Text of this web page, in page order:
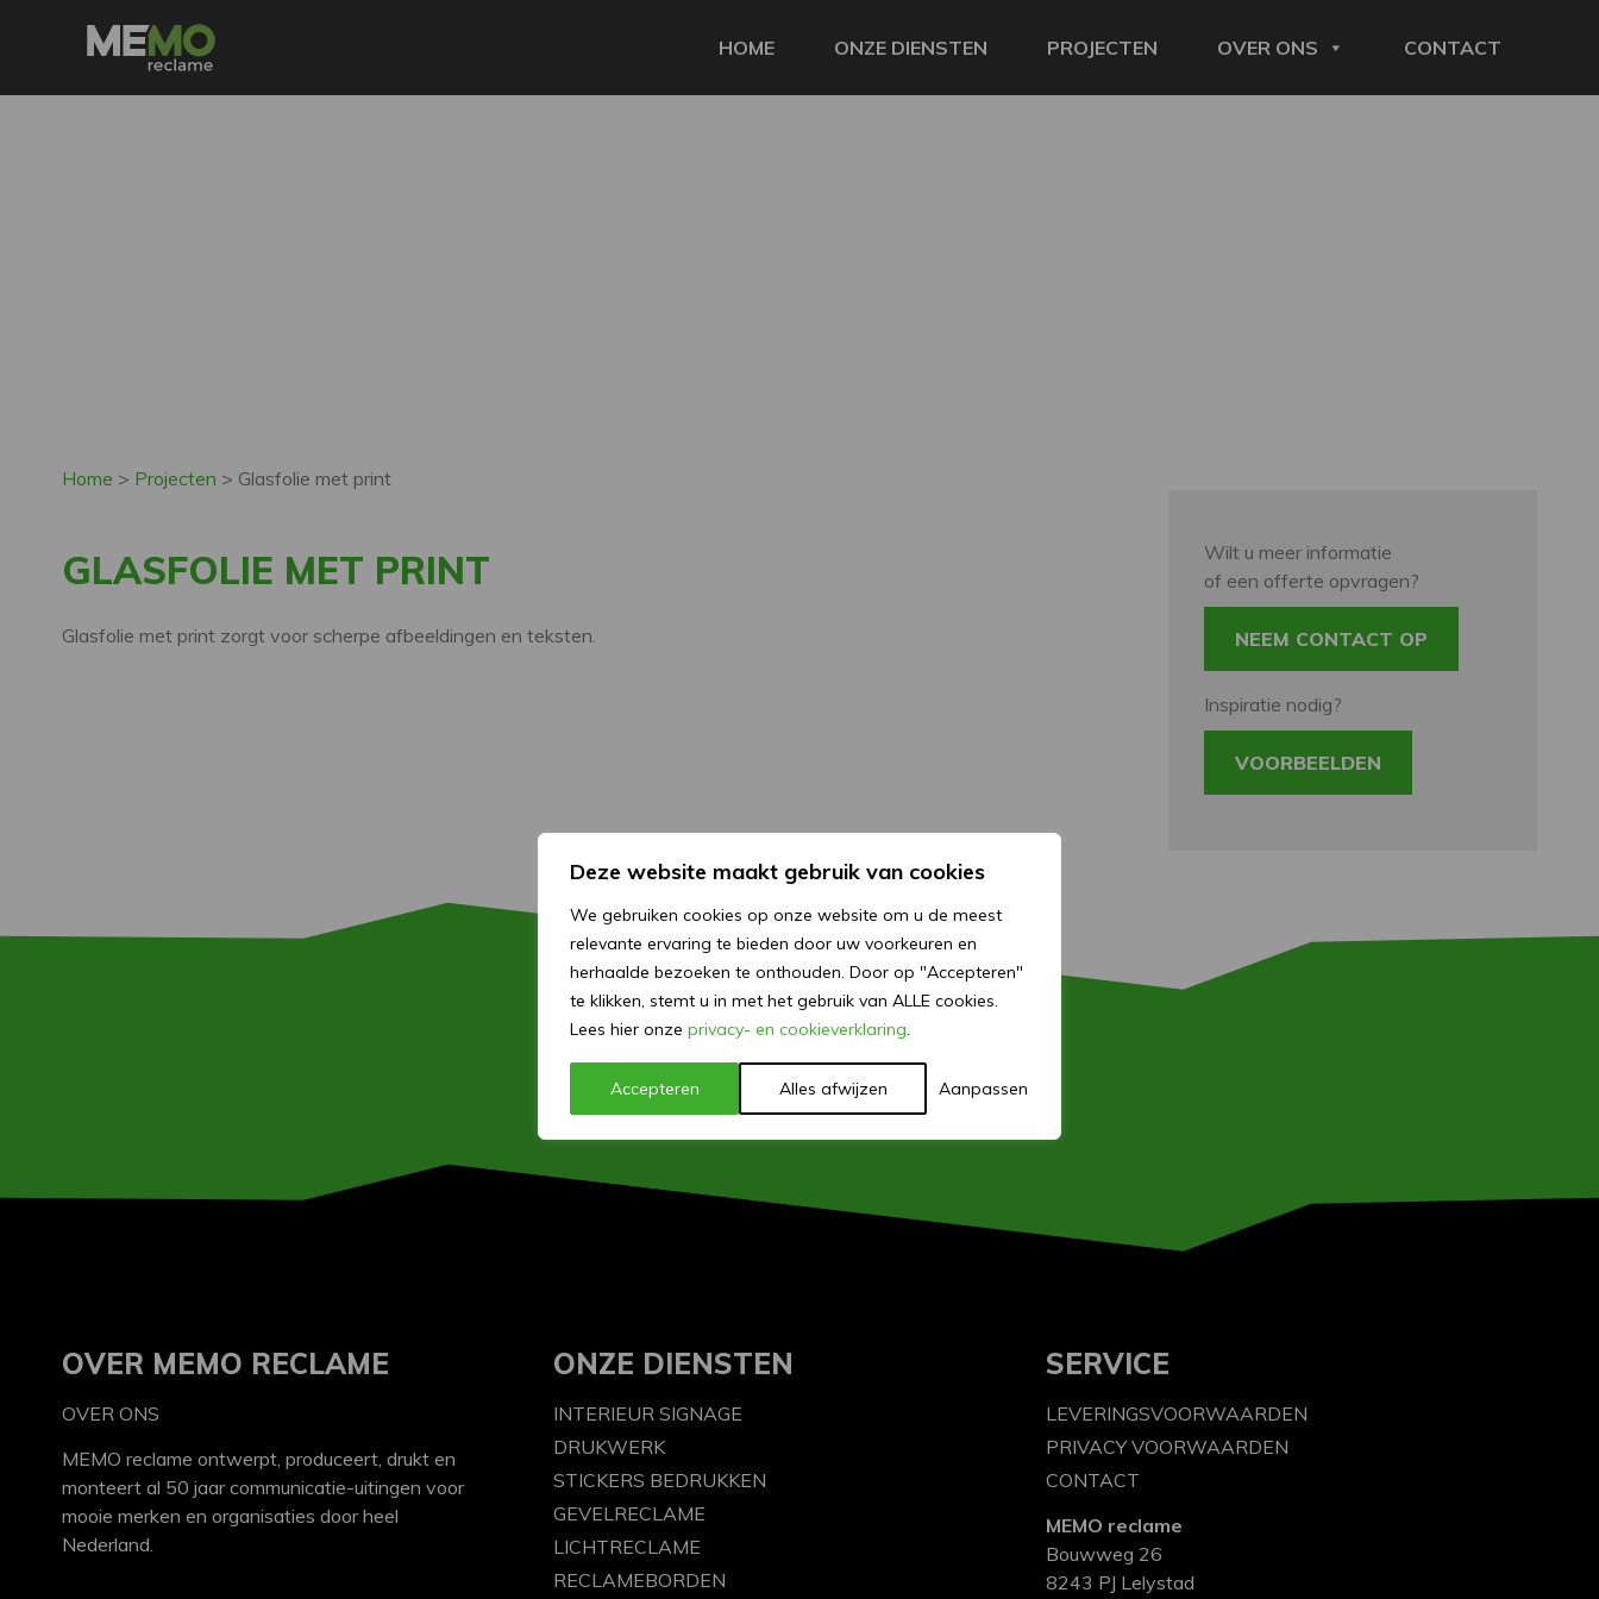
Deze website maakt gebruik van cookies
We gebruiken cookies op onze website om u de meest
relevante ervaring te bieden door uw voorkeuren en
herhaalde bezoeken te onthouden. Door op "Accepteren"
te klikken, stemt u in met het gebruik van ALLE cookies.
Lees hier onze privacy- en cookieverklaring
Aanpassen
Alles afwijzen
Accepteren
HOME ONZE DIENSTEN PROJECTEN OVER ONS CONTACT
Home > Projecten > Glasfolie met print
GLASFOLIE MET PRINT
Glasfolie met print zorgt voor scherpe afbeeldingen en teksten.
Wilt u meer informatie
of een offerte opvragen?
NEEM CONTACT OP
Inspiratie nodig?
VOORBEELDEN
OVER MEMO RECLAME
OVER ONS
MEMO reclame ontwerpt, produceert, drukt en
monteert al 50 jaar communicatie-uitingen voor
mooie merken en organisaties door heel
Nederland.
ONZE DIENSTEN
INTERIEUR SIGNAGE
DRUKWERK
STICKERS BEDRUKKEN
GEVELRECLAME
LICHTRECLAME
RECLAMEBORDEN
SERVICE
LEVERINGSVOORWAARDEN
PRIVACY VOORWAARDEN
CONTACT
MEMO reclame
Bouwweg 26
8243 PJ Lelystad